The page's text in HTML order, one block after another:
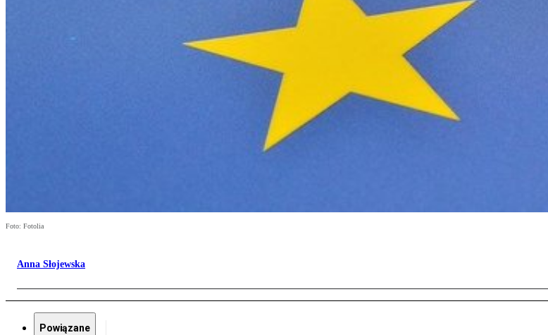
Foto: Fotolia
Anna Słojewska
Powiązane